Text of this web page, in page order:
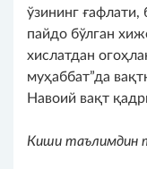
ўзининг
пайдо бўлган
хислатдан
муҳаббат”да
Навоий вақт
Киши таълимдин